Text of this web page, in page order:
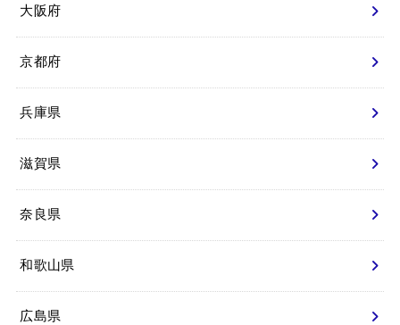
大阪府
京都府
兵庫県
滋賀県
奈良県
和歌山県
広島県